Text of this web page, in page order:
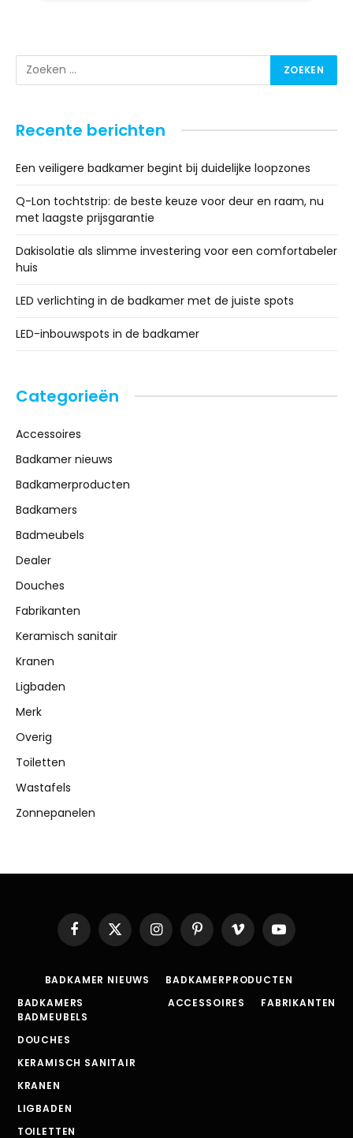
Recente berichten
Een veiligere badkamer begint bij duidelijke loopzones
Q-Lon tochtstrip: de beste keuze voor deur en raam, nu
met laagste prijsgarantie
Dakisolatie als slimme investering voor een comfortabeler
huis
LED verlichting in de badkamer met de juiste spots
LED-inbouwspots in de badkamer
Categorieën
Accessoires
Badkamer nieuws
Badkamerproducten
Badkamers
Badmeubels
Dealer
Douches
Fabrikanten
Keramisch sanitair
Kranen
Ligbaden
Merk
Overig
Toiletten
Wastafels
Zonnepanelen
Facebook
X
(Twitter)
InstagramPinterestVimeo YouTube
BADKAMER NIEUWS
BADKAMERPRODUCTEN
BADKAMERS
BADMEUBELS
DOUCHES
KERAMISCH SANITAIR
KRANEN
LIGBADEN
TOILETTEN
ACCESSOIRES FABRIKANTEN